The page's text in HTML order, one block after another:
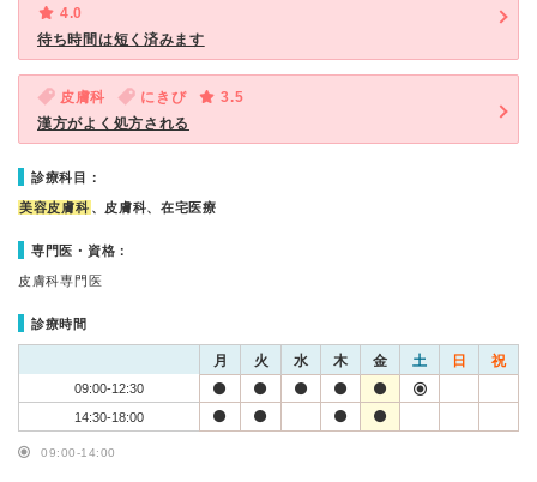
4.0
待ち時間は短く済みます
皮膚科 にきび
3.5
漢方がよく処方される
診療科目：
美容皮膚科 、皮膚科、在宅医療
専門医・資格：
皮膚科専門医
診療時間
月 火 水 木 金 土 日 祝
09:00-12:30
14:30-18:00
09:00-14:00